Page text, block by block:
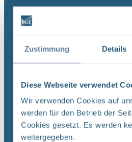
Zustimmung Details
Diese Webseite verwendet
Wir verwenden Cookies auf
werden für den Betrieb der
Cookies gesetzt. Es werden
weitergegeben.
Bürger in Wolfenbüttel und
oben genannten Terminen
der Infostellen Asse und
Fragen zu den Projekten der
aktuellen Stand der Arbeiten
Konrad. Mit einer
können sich die
überdies ein umfassendes